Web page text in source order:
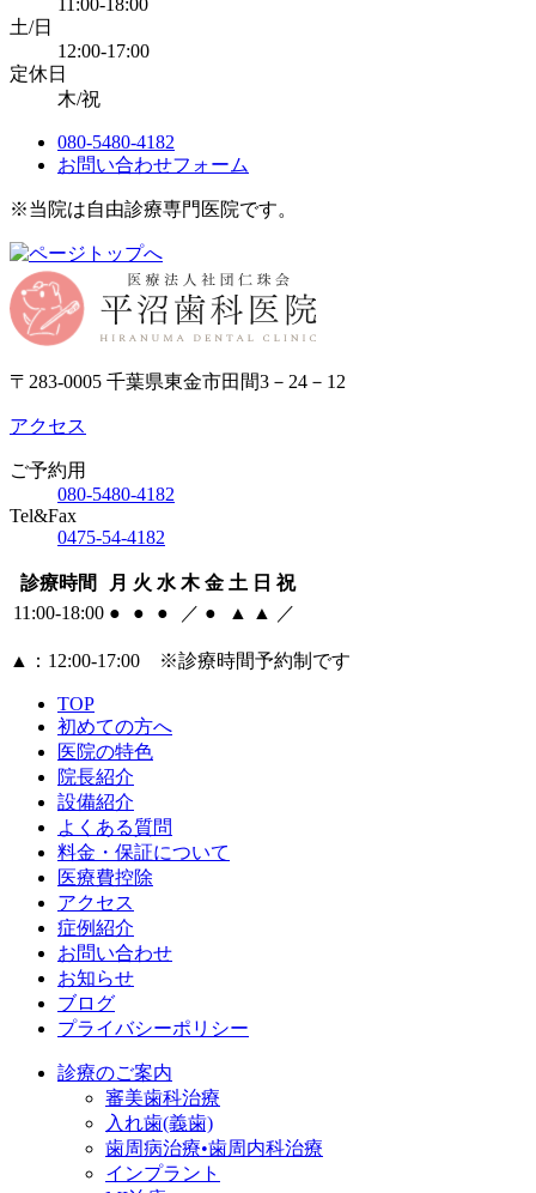
11:00-18:00
土/日
12:00-17:00
定休日
木/祝
080-5480-4182
お問い合わせフォーム
※当院は自由診療専門医院です。
〒283-0005 千葉県東金市田間3－24－12
アクセス
ご予約用
080-5480-4182
Tel&Fax
0475-54-4182
診療時間 月 火 水 木 金 土 日 祝
11:00-18:00 ● ● ● ／ ● ▲ ▲ ／
▲ ：12:00‐17:00 ※診療時間予約制です
TOP
初めての方へ
医院の特色
院長紹介
設備紹介
よくある質問
料金・保証について
医療費控除
アクセス
症例紹介
お問い合わせ
お知らせ
ブログ
プライバシーポリシー
診療のご案内
審美歯科治療
入れ歯(義歯)
歯周病治療•歯周内科治療
インプラント